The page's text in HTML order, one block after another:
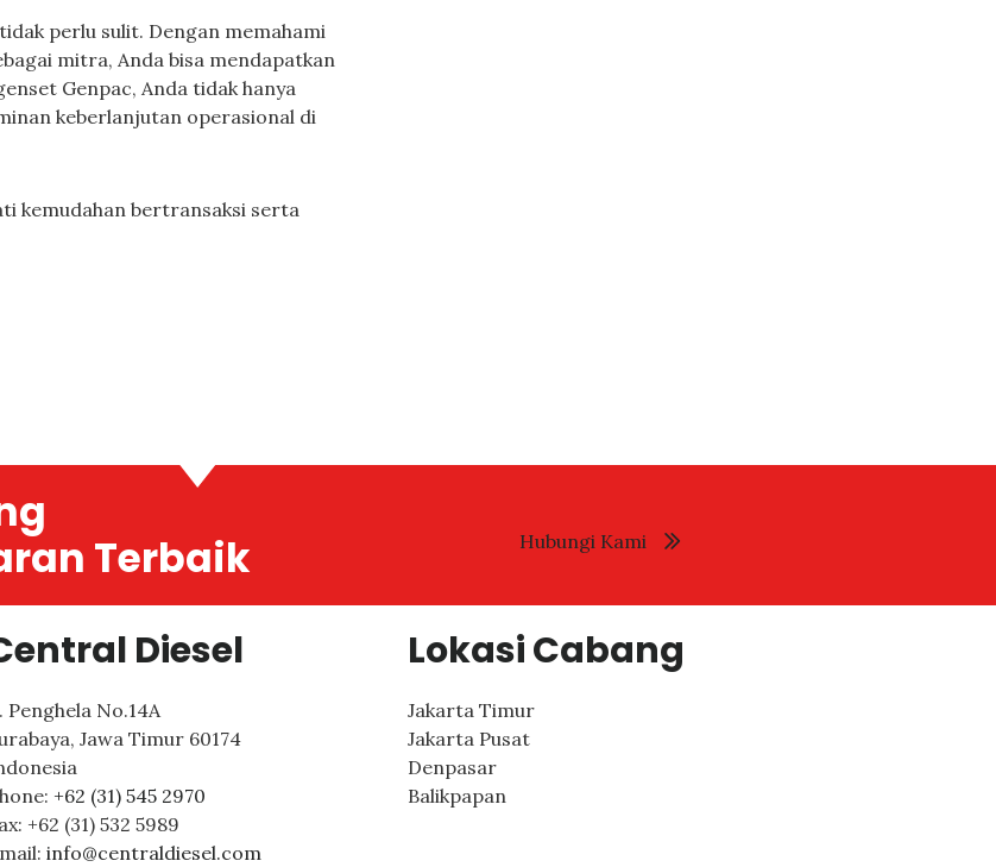
tidak perlu sulit. Dengan memahami
mitra, Anda bisa mendapatkan
Genpac, Anda tidak hanya
keberlanjutan operasional di
kemudahan bertransaksi serta
Terbaik
Hubungi Kami
Diesel
Penghela No.14A
,Jawa Timur 60174
+62 (31) 545 2970
+62 (31) 532 5989
info@centraldiesel.com
Lokasi Cabang
Jakarta Timur
Jakarta Pusat
Denpasar
Balikpapan